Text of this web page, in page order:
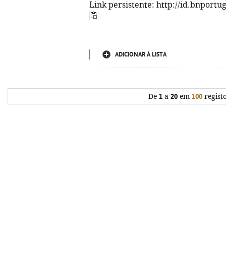
Link persistente: http://
ADICIONAR À LISTA
De 1 a 20 em 100